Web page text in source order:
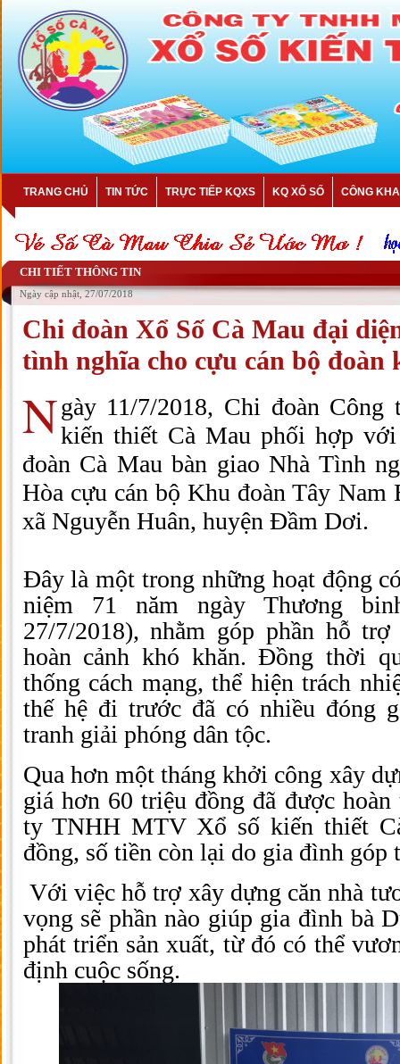
TRANG CHỦ TIN TỨC TRỰC TIẾP KQXS KQ XỔ SỐ CÔNG
CHI TIẾT THÔNG TIN
Ngày cập nhật, 27/07/2018
Chi đoàn Xổ Số Cà Mau đại
tình nghĩa cho cựu cán bộ đoàn
Ngày 11/7/2018, Chi đoàn
kiến thiết Cà Mau phối hợp
đoàn Cà Mau bàn giao Nhà Tình
Hòa cựu cán bộ Khu đoàn Tây
xã Nguyễn Huân, huyện Đầm Dơi.
Đây là một trong những hoạt động
niệm 71 năm ngày Thương
27/7/2018), nhằm góp phần hỗ
hoàn cảnh khó khăn. Đồng thời
thống cách mạng, thể hiện trách
thế hệ đi trước đã có nhiều đóng
tranh giải phóng dân tộc.
Qua hơn một tháng khởi công xây
giá hơn 60 triệu đồng đã được
ty TNHH MTV Xổ số kiến thiết
đồng, số tiền còn lại do gia đình góp
Với việc hỗ trợ xây dựng căn nhà
vọng sẽ phần nào giúp gia đình bà
phát triển sản xuất, từ đó có thể
định cuộc sống.